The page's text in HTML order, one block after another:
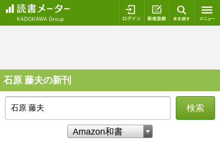
ログイン 新規登録
石原 藤夫の新刊
検索